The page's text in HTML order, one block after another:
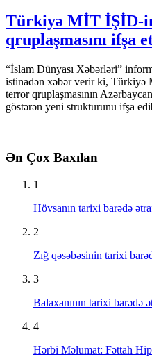
Türkiyə MİT İŞİD-
qruplaşmasını ifşa
“İslam Dünyası Xəbərləri”
istinadən xəbər verir ki,
terror qruplaşmasının
göstərən yeni strukturunu ifşa
Ən Çox Baxılan
1
Hövsanın tarixi barədə
2
Zığ qəsəbəsinin tarixi
3
Balaxanının tarixi barədə
4
Hərbi Məlumat: Fəttah